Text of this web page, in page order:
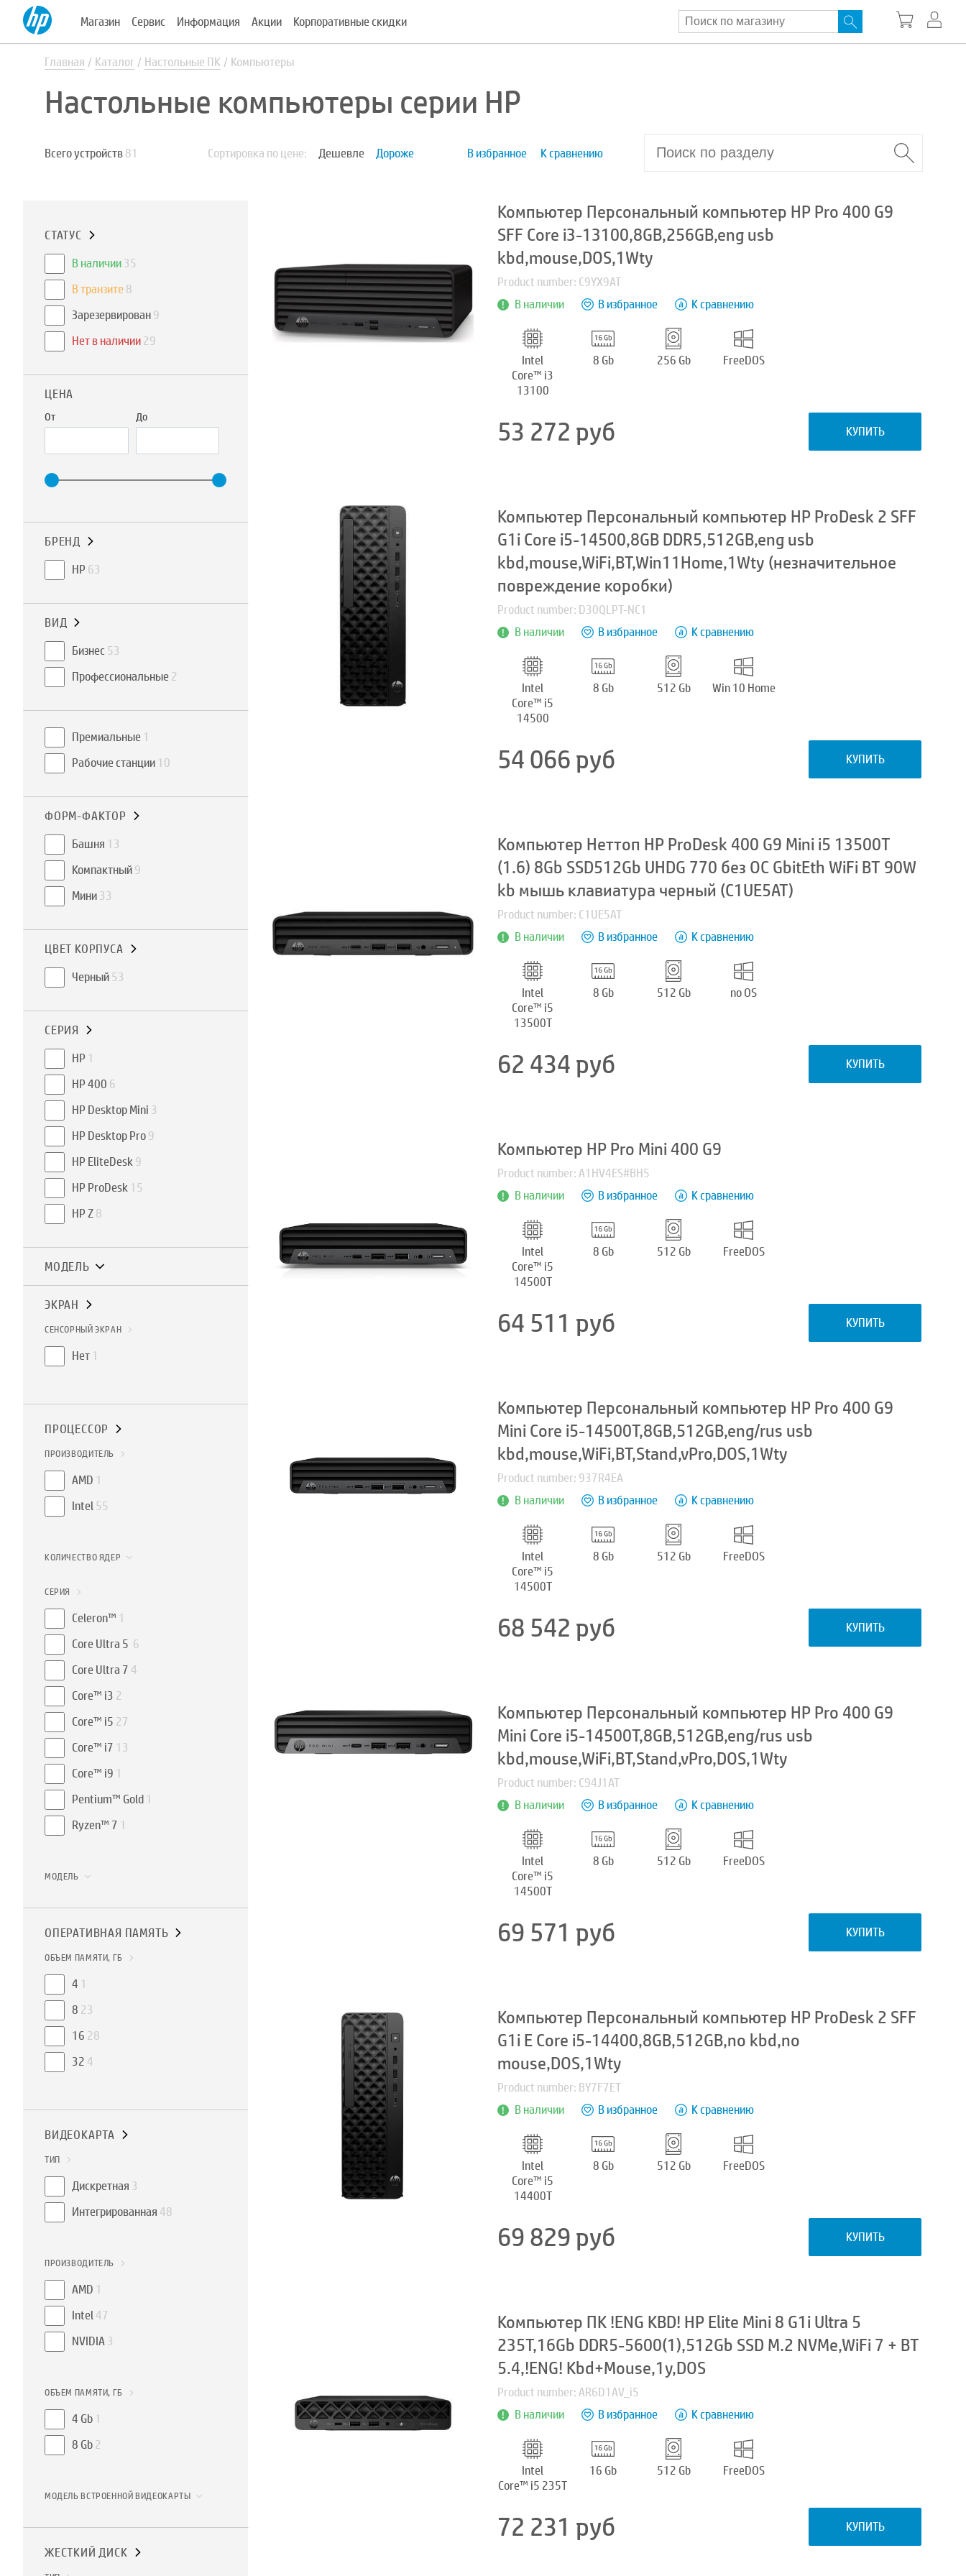
Магазин Сервис Информация Акции Корпоративные скидки
Главная Каталог Настольные ПК Компьютеры
Настольные компьютеры серии HP
Всего устройств81 Сортировка по цене: Дешевле Дороже В избранное К сравнению
СТАТУС
В наличии35
В транзите8
Зарезервирован9
Нет в наличии29
ЦЕНА
От До
БРЕНД
HP 63
ВИД
Бизнес 53
Профессиональные2
Премиальные1
Рабочие станции10
ФОРМ-ФАКТОР
Башня 13
Компактный9
Мини33
ЦВЕТ КОРПУСА
Черный53
СЕРИЯ
HP 1
HP 400 6
HP Desktop Mini 3
HP Desktop Pro9
HP EliteDesk9
HP ProDesk15
HP Z8
МОДЕЛЬ
ЭКРАН
СЕНСОРНЫЙ ЭКРАН
Нет1
ПРОЦЕССОР
ПРОИЗВОДИТЕЛЬ
AMD 1
Intel55
КОЛИЧЕСТВО ЯДЕР
СЕРИЯ
Celeron™ 1
Core Ultra 5 6
Core Ultra 7 4
Core™ i3 2
Core™ i5 27
Core™ i7 13
Core™ i9 1
Pentium™ Gold1
Ryzen™ 7 1
МОДЕЛЬ
ОПЕРАТИВНАЯ ПАМЯТЬ
ОБЪЕМ ПАМЯТИ, ГБ
4 1
8 23
16 28
32 4
ВИДЕОКАРТА
ТИП
Дискретная 3
Интегрированная 48
ПРОИЗВОДИТЕЛЬ
AMD 1
Intel47
NVIDIA3
ОБЪЕМ ПАМЯТИ, ГБ
4 Gb1
8 Gb2
МОДЕЛЬ ВСТРОЕННОЙ ВИДЕОКАРТЫ
ЖЕСТКИЙ ДИСК
Компьютер Персональный компьютер HP Pro 400 G9
SFF Core i3-13100,8GB,256GB,eng usb
kbd,mouse,DOS,1Wty
Product number: C9YX9AT
В наличии
В избранное К сравнению
Intel
Core™ i3
13100
8 Gb 256 Gb FreeDOS
53 272 руб КУПИТЬ
Компьютер Персональный компьютер HP ProDesk 2 SFF
G1i Core i5-14500,8GB DDR5,512GB,eng usb
kbd,mouse,WiFi,BT,Win11Home,1Wty (незначительное
повреждение коробки)
Product number: D30QLPT-NC1
В наличии
В избранное К сравнению
Intel
Core™ i5
14500
8 Gb 512 Gb Win 10 Home
54 066руб КУПИТЬ
Компьютер Неттоп HP ProDesk 400 G9 Mini i5 13500T
(1.6) 8Gb SSD512Gb UHDG 770 без ОС GbitEth WiFi BT 90W
kb мышь клавиатура черный (C1UE5AT)
Product number: C1UE5AT
В наличии
В избранное К сравнению
Intel
Core™ i5
13500T
8 Gb 512 Gb no OS
62 434руб КУПИТЬ
Компьютер HP Pro Mini 400 G9
Product number: A1HV4ES#BH5
В наличии
В избранное К сравнению
Intel
Core™ i5
14500T
8 Gb 512 Gb FreeDOS
64 511 руб КУПИТЬ
Компьютер Персональный компьютер HP Pro 400 G9
Mini Core i5-14500T,8GB,512GB,eng/rus usb
kbd,mouse,WiFi,BT,Stand,vPro,DOS,1Wty
Product number: 937R4EA
В наличии
В избранное К сравнению
Intel
Core™ i5
14500T
8 Gb 512 Gb FreeDOS
68 542 руб КУПИТЬ
Компьютер Персональный компьютер HP Pro 400 G9
Mini Core i5-14500T,8GB,512GB,eng/rus usb
kbd,mouse,WiFi,BT,Stand,vPro,DOS,1Wty
Product number: C94J1AT
В наличии
В избранное К сравнению
Intel
Core™ i5
14500T
8 Gb 512 Gb FreeDOS
69 571 руб КУПИТЬ
Компьютер Персональный компьютер HP ProDesk 2 SFF
G1i E Core i5-14400,8GB,512GB,no kbd,no
mouse,DOS,1Wty
Product number: BY7F7ET
В наличии
В избранное К сравнению
Intel
Core™ i5
14400T
8 Gb 512 Gb FreeDOS
69 829руб КУПИТЬ
Компьютер ПК !ENG KBD! HP Elite Mini 8 G1i Ultra 5
235T,16Gb DDR5-5600(1),512Gb SSD M.2 NVMe,WiFi 7 + BT
5.4,!ENG! Kbd+Mouse,1y,DOS
Product number: AR6D1AV_i5
В наличии
В избранное К сравнению
Intel
Core™ i5 235T
16 Gb 512 Gb FreeDOS
72 231 руб КУПИТЬ